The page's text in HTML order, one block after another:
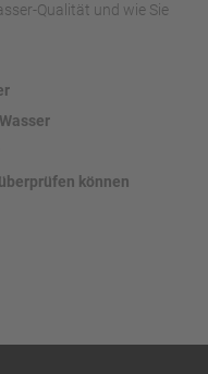
Qualität und wie Sie
können